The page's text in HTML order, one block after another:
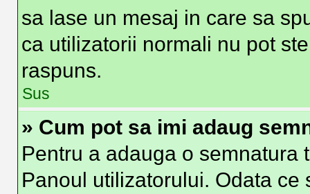
sa lase un mesaj in care sa
ca utilizatorii normali nu pot
raspuns.
Sus
» Cum pot sa imi adaug
Pentru a adauga o semnatura
Panoul utilizatorului. Odata